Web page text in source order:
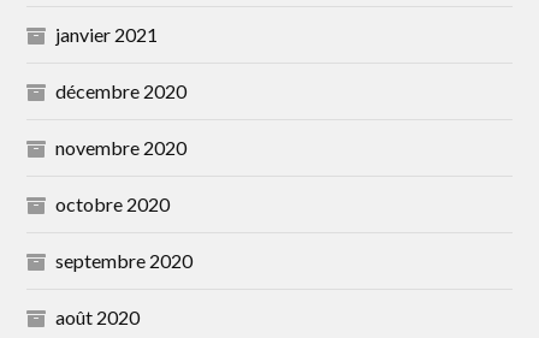
janvier 2021
décembre 2020
novembre 2020
octobre 2020
septembre 2020
août 2020